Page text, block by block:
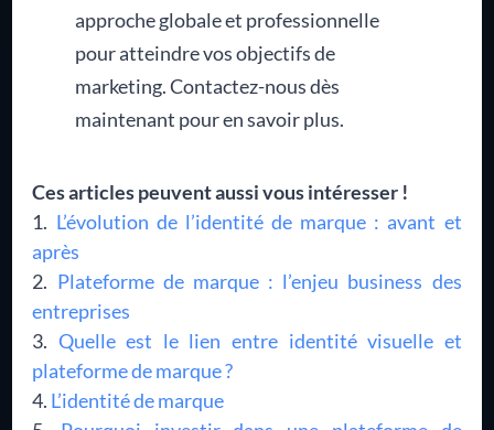
approche globale et professionnelle
pour atteindre vos objectifs de
marketing. Contactez-nous dès
maintenant pour en savoir plus.
Ces articles peuvent aussi vous intéresser !
L’évolution de l’identité de marque : avant et
après
Plateforme de marque : l’enjeu business des
entreprises
Quelle est le lien entre identité visuelle et
plateforme de marque ?
L’identité de marque